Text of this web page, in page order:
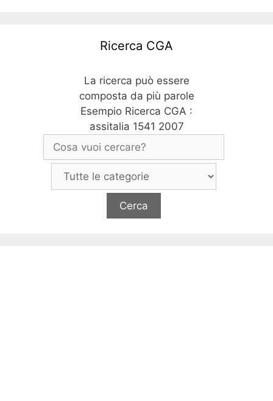
Ricerca CGA
La ricerca può essere
composta da più parole
Esempio Ricerca CGA :
assitalia 1541 2007